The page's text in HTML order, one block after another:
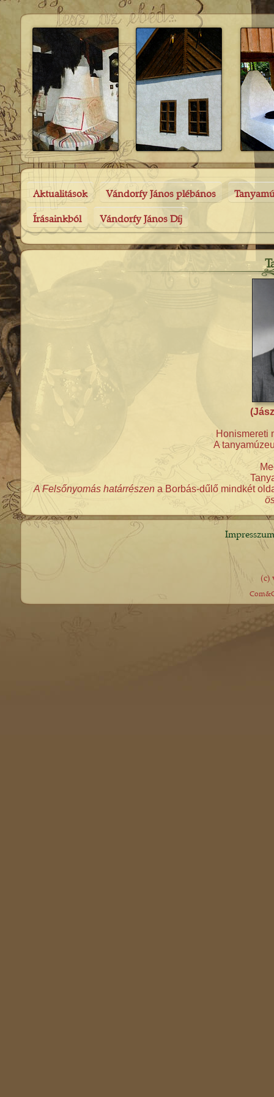
Aktualitások Vándorfy János plébános
Írásainkból Vándorfy János Díj
Honismereti
A
A Felsőnyomás határrészena Borbás-dűlő mindkét
Impresszum
(c)